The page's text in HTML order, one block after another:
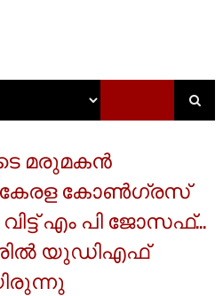
മരുമകൻ
കോൺഗ്രസ്
എം പി ജോസഫ്...
യുഡിഎഫ്